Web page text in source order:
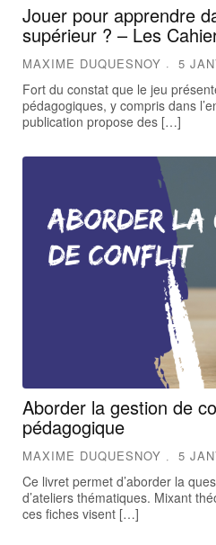
Jouer pour apprendre
supérieur ? – Les
MAXIME DUQUESNOY 5
Fort du constat que le jeu
pédagogiques, y compris dans
publication propose des […]
Aborder la gestion de
pédagogique
MAXIME DUQUESNOY 5
Ce livret permet d’aborder la
d’ateliers thématiques. Mixant
ces fiches visent […]